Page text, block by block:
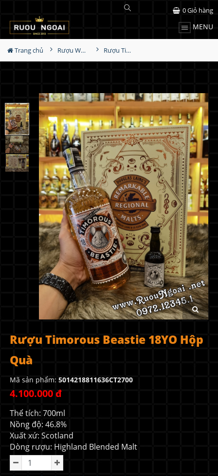
MENU
0Giỏ hàng
Trang chủ Rượu Whisky Rượu Timorous Beastie 18YO Hộp Quà
Rượu Timorous Beastie 18YO Hộp
Quà
Mã sản phẩm: 5014218811636CT2700
4.100.000 đ
Thể tích: 700ml
Nồng độ: 46.8%
Xuất xứ: Scotland
Dòng rượu: Highland Blended Malt